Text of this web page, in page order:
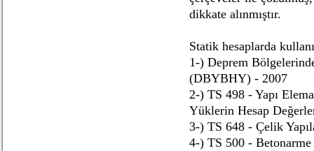
dikkate alınmıştır.
Statik hesaplarda
1-) Deprem
(DBYBHY) - 2007
2-) TS 498 - Yapı
Yüklerin Hesap
3-) TS 648 - Çelik
4-) TS 500 - Betonarme